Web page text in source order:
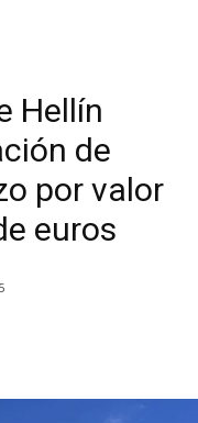
Hellín
de
por valor
euros